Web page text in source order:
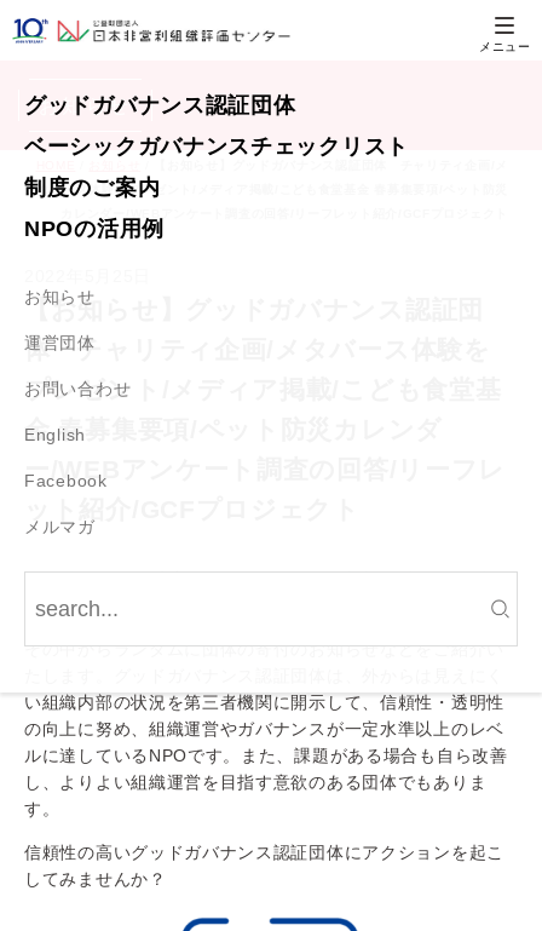
グッドガバナンス認証団体
ベーシックガバナンスチェックリスト
制度のご案内
NPOの活用例
お知らせ
運営団体
お問い合わせ
English
Facebook
メルマガ
お知らせ
タバース体験をプレゼント/メディア掲載/こども食堂基金 春募集要項/ペット防災
【お知らせ】グッドガバナンス認証団
体 チャリティ企画/メタバース体験を
プレゼント/メディア掲載/こども食堂基
金 春募集要項/ペット防災カレンダ
ー/WEBアンケート調査の回答/リーフレ
2022年5月25日時点、グッドガバナンス認証団体は53団体あ
ります。
その中からランダムに団体の寄付のお知らせなどをご紹介い
い組織内部の状況を第三者機関に開⽰して、信頼性・透明性
の向上に努め、組織運営やガバナンスが⼀定⽔準以上のレベ
ルに達しているNPOです。また、課題がある場合も⾃ら改善
し、よりよい組織運営を⽬指す意欲のある団体でもありま
す。
信頼性の⾼いグッドガバナンス認証団体にアクションを起こ
してみませんか？